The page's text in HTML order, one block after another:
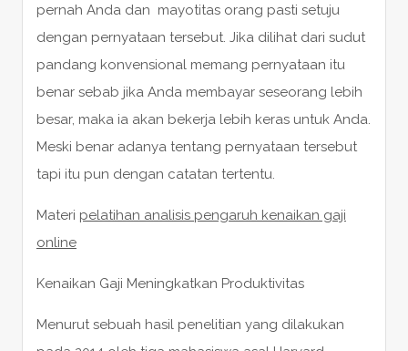
pernah Anda dan mayotitas orang pasti setuju
dengan pernyataan tersebut. Jika dilihat dari sudut
pandang konvensional memang pernyataan itu
benar sebab jika Anda membayar seseorang lebih
besar, maka ia akan bekerja lebih keras untuk Anda.
Meski benar adanya tentang pernyataan tersebut
tapi itu pun dengan catatan tertentu.
Materi pelatihan analisis pengaruh kenaikan gaji
online
Kenaikan Gaji Meningkatkan Produktivitas
Menurut sebuah hasil penelitian yang dilakukan